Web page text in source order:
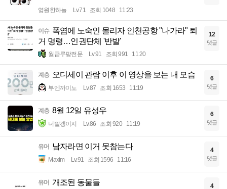
영원한하늘 Lv.71 조회 1048 11:23
이슈 폭염에 노숙인 몰리자 인천공항 "나가라" 퇴
거 명령…인권단체 '반발'
월급루팡전문 Lv.91 조회 991 11:20
12
댓글
계층 오디세이 관람 이후 이 영상을 보는 내 모습
부엔까미노 Lv.87 조회 1653 11:19
6
댓글
계층 8월 12일 유성우
너빨갱이지 Lv.86 조회 920 11:19
6
댓글
유머 남자라면 이거 못참는다
Maxim Lv.91 조회 1596 11:16
4
댓글
유머 개조된 동물들 4